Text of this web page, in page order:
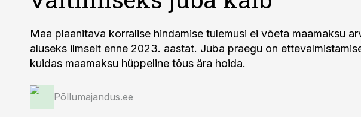
Maa plaanitava korralise hindamise tulemusi ei võeta maamaksu
aluseks ilmselt enne 2023. aastat. Juba praegu on
kuidas maamaksu hüppeline tõus ära hoida.
Põllumajandus.ee